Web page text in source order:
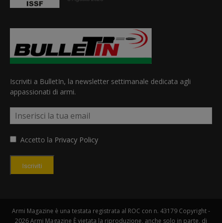
Iscriviti a BulletIn, la newsletter settimanale dedicata agli
appassionati di armi.
Accetto la Privacy Policy
Iscriviti
Armi Magazine è una testata registrata al ROC con n. 43179 Copyright -
2026 Armi Magazine È vietata la riproduzione, anche solo in parte, di